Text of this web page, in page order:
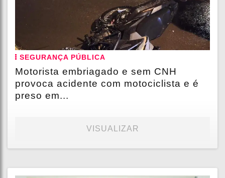
SEGURANÇA PÚBLICA
Motorista embriagado e sem CNH
provoca acidente com motociclista e é
preso em...
VISUALIZAR